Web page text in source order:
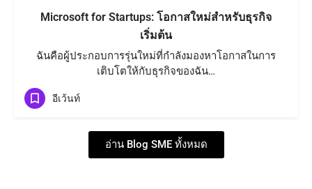
Microsoft for Startups: โอกาสใหม่สำหรับธุรกิจ
เริ่มต้น
ฉันคือผู้ประกอบการรุ่นใหม่ที่กำลังมองหาโอกาสในการ
เติบโตให้กับธุรกิจของฉัน…
อีเว้นท์
อ่าน Blog SME ทั้งหมด